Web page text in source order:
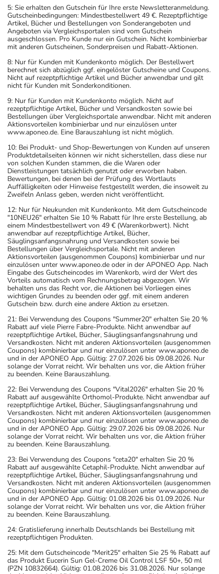
5: Sie erhalten den Gutschein für Ihre erste Newsletteranmeldung.
Gutscheinbedingungen: Mindestbestellwert 49 €. Rezeptpflichtige
Artikel, Bücher und Bestellungen von Sonderangeboten und
Angeboten via Vergleichsportalen sind vom Gutschein
ausgeschlossen. Pro Kunde nur ein Gutschein. Nicht kombinierbar
mit anderen Gutscheinen, Sonderpreisen und Rabatt-Aktionen.
8: Nur für Kunden mit Kundenkonto möglich. Der Bestellwert
berechnet sich abzüglich ggf. eingelöster Gutscheine und Coupons.
Nicht auf rezeptpflichtige Artikel und Bücher anwendbar und gilt
nicht für Kunden mit Sonderkonditionen.
9: Nur für Kunden mit Kundenkonto möglich. Nicht auf
rezeptpflichtige Artikel, Bücher und Versandkosten sowie bei
Bestellungen über Vergleichsportale anwendbar. Nicht mit anderen
Aktionsvorteilen kombinierbar und nur einzulösen unter
www.aponeo.de. Eine Barauszahlung ist nicht möglich.
10: Bei Produkt- und Shop-Bewertungen von Kunden auf unseren
Produktdetailseiten können wir nicht sicherstellen, dass diese nur
von solchen Kunden stammen, die die Waren oder
Dienstleistungen tatsächlich genutzt oder erworben haben.
Bewertungen, bei denen bei der Prüfung des Wortlauts
Auffälligkeiten oder Hinweise festgestellt werden, die insoweit zu
Zweifeln Anlass geben, werden nicht veröffentlicht.
12: Nur für Neukunden mit Kundenkonto. Mit dem Gutscheincode
"10NEU26" erhalten Sie 10 % Rabatt für Ihre erste Bestellung, ab
einem Mindestbestellwert von 49 € (Warenkorbwert). Nicht
anwendbar auf rezeptpflichtige Artikel, Bücher,
Säuglingsanfangsnahrung und Versandkosten sowie bei
Bestellungen über Vergleichsportale. Nicht mit anderen
Aktionsvorteilen (ausgenommen Coupons) kombinierbar und nur
einzulösen unter www.aponeo.de oder in der APONEO App. Nach
Eingabe des Gutscheincodes im Warenkorb, wird der Wert des
Vorteils automatisch vom Rechnungsbetrag abgezogen. Wir
behalten uns das Recht vor, die Aktionen bei Vorliegen eines
wichtigen Grundes zu beenden oder ggf. mit einem anderen
Gutschein bzw. durch eine andere Aktion zu ersetzen.
21: Bei Verwendung des Coupons "Summer20" erhalten Sie 20 %
Rabatt auf viele Pierre Fabre-Produkte. Nicht anwendbar auf
rezeptpflichtige Artikel, Bücher, Säuglingsanfangsnahrung und
Versandkosten. Nicht mit anderen Aktionsvorteilen (ausgenommen
Coupons) kombinierbar und nur einzulösen unter www.aponeo.de
und in der APONEO App. Gültig: 27.07.2026 bis 09.08.2026. Nur
solange der Vorrat reicht. Wir behalten uns vor, die Aktion früher
zu beenden. Keine Barauszahlung.
22: Bei Verwendung des Coupons "Vital2026" erhalten Sie 20 %
Rabatt auf ausgewählte Orthomol-Produkte. Nicht anwendbar auf
rezeptpflichtige Artikel, Bücher, Säuglingsanfangsnahrung und
Versandkosten. Nicht mit anderen Aktionsvorteilen (ausgenommen
Coupons) kombinierbar und nur einzulösen unter www.aponeo.de
und in der APONEO App. Gültig: 29.07.2026 bis 09.08.2026. Nur
solange der Vorrat reicht. Wir behalten uns vor, die Aktion früher
zu beenden. Keine Barauszahlung.
23: Bei Verwendung des Coupons "ceta20" erhalten Sie 20 %
Rabatt auf ausgewählte Cetaphil-Produkte. Nicht anwendbar auf
rezeptpflichtige Artikel, Bücher, Säuglingsanfangsnahrung und
Versandkosten. Nicht mit anderen Aktionsvorteilen (ausgenommen
Coupons) kombinierbar und nur einzulösen unter www.aponeo.de
und in der APONEO App. Gültig: 01.08.2026 bis 01.09.2026. Nur
solange der Vorrat reicht. Wir behalten uns vor, die Aktion früher
zu beenden. Keine Barauszahlung.
24: Gratislieferung innerhalb Deutschlands bei Bestellung mit
rezeptpflichtigen Produkten.
25: Mit dem Gutscheincode "Merit25" erhalten Sie 25 % Rabatt auf
das Produkt Eucerin Sun Gel-Creme Oil Control LSF 50+, 50 ml
(PZN 10832664). Gültig: 01.08.2026 bis 31.08.2026. Nur solange